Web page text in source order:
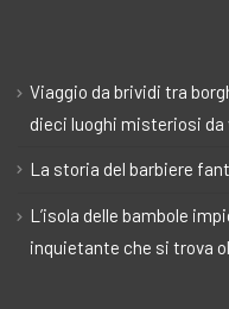
Viaggio da brividi tra
dieci luoghi misteriosi
La storia del barbiere
L’isola delle bambole
inquietante che si trova